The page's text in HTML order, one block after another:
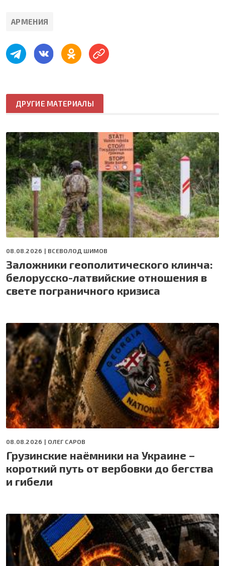
АРМЕНИЯ
ДРУГИЕ МАТЕРИАЛЫ
08.08.2026 | ВСЕВОЛОД ШИМОВ
Заложники геополитического клинча:
белорусско-латвийские отношения в
свете пограничного кризиса
08.08.2026 | ОЛЕГ САРОВ
Грузинские наёмники на Украине –
короткий путь от вербовки до бегства
и гибели